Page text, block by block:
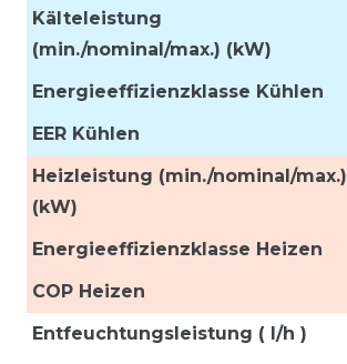
Kälteleistung
(min./nominal/max.) (kW)
Energieeffizienzklasse Kühlen
EER Kühlen
Heizleistung (min./nominal/max.)
(kW)
Energieeffizienzklasse Heizen
COP Heizen
Entfeuchtungsleistung ( l/h )